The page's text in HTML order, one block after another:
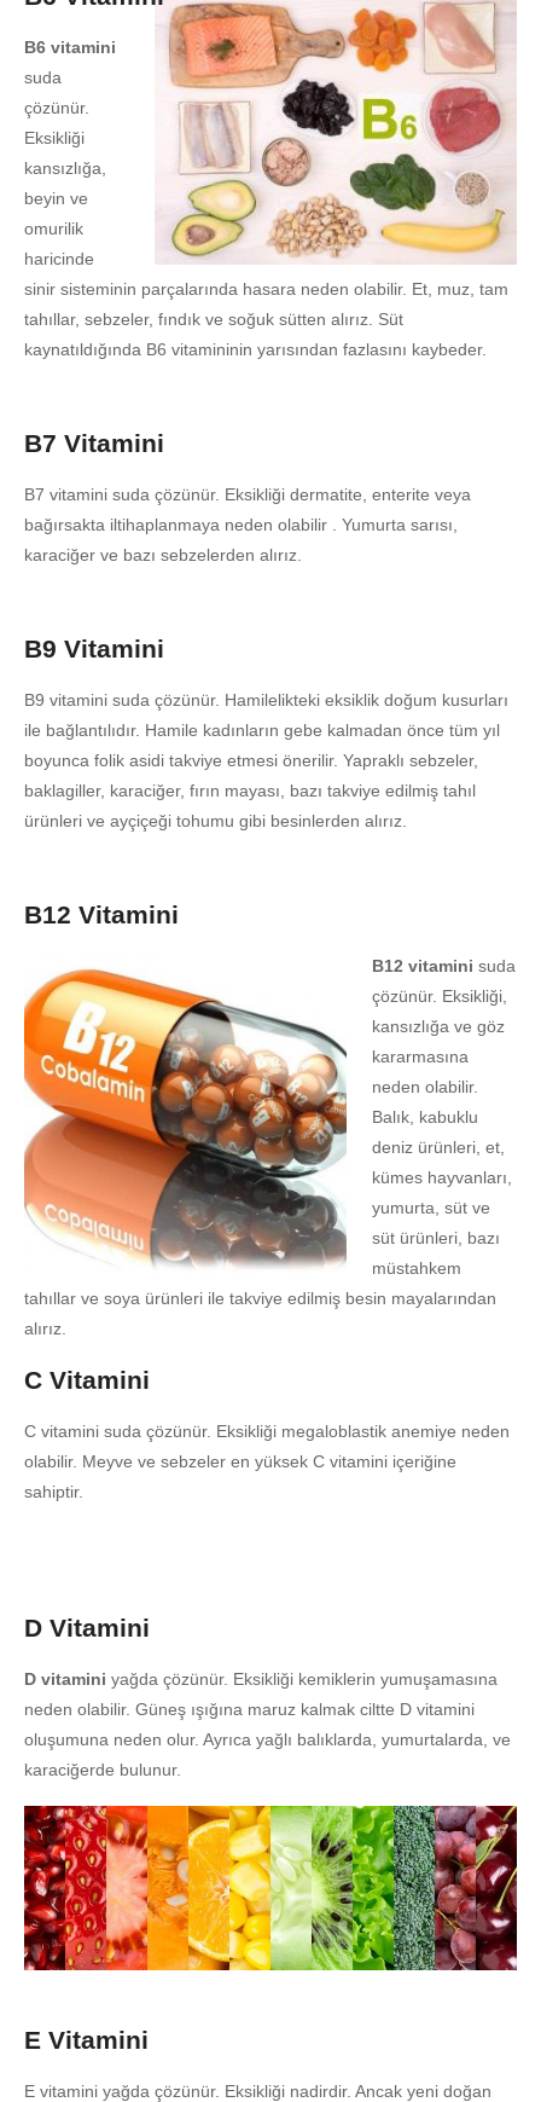
B6 vitamini
suda
çözünür.
Eksikliği
kansızlığa,
beyin ve
omurilik
haricinde
sinir sisteminin parçalarında hasara neden olabilir. Et, muz, tam
tahıllar, sebzeler, fındık ve soğuk sütten alırız. Süt
kaynatıldığında B6 vitamininin yarısından fazlasını kaybeder.
B7 Vitamini
B7 vitamini suda çözünür. Eksikliği dermatite, enterite veya
bağırsakta iltihaplanmaya neden olabilir . Yumurta sarısı,
karaciğer ve bazı sebzelerden alırız.
B9 Vitamini
B9 vitamini suda çözünür. Hamilelikteki eksiklik doğum kusurları
ile bağlantılıdır. Hamile kadınların gebe kalmadan önce tüm yıl
boyunca folik asidi takviye etmesi önerilir. Yapraklı sebzeler,
baklagiller, karaciğer, fırın mayası, bazı takviye edilmiş tahıl
ürünleri ve ayçiçeği tohumu gibi besinlerden alırız.
B12 Vitamini
B12 vitamini suda
çözünür. Eksikliği,
kansızlığa ve göz
kararmasına
neden olabilir.
Balık, kabuklu
deniz ürünleri, et,
kümes hayvanları,
yumurta, süt ve
süt ürünleri, bazı
müstahkem
tahıllar ve soya ürünleri ile takviye edilmiş besin mayalarından
alırız.
C Vitamini
C vitamini suda çözünür. Eksikliği megaloblastik anemiye neden
olabilir. Meyve ve sebzeler en yüksek C vitamini içeriğine
sahiptir.
D Vitamini
D vitamini yağda çözünür. Eksikliği kemiklerin yumuşamasına
neden olabilir. Güneş ışığına maruz kalmak ciltte D vitamini
oluşumuna neden olur. Ayrıca yağlı balıklarda, yumurtalarda, ve
karaciğerde bulunur.
E Vitamini
E vitamini yağda çözünür. Eksikliği nadirdir. Ancak yeni doğan